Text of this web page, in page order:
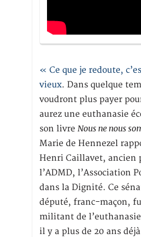
« Ce que je redoute,
vieux. Dans quelque
voudront plus payer
aurez une euthanasie
son livre Nous ne nous
Marie de Hennezel
Henri Caillavet, ancien
l’ADMD, l’Association
dans la Dignité. Ce
député, franc-maçon,
militant de
il y a plus de 20 ans